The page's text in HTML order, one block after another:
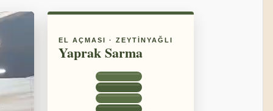
EL AÇMASI · ZEYTINYAĞLI
Yaprak Sarma